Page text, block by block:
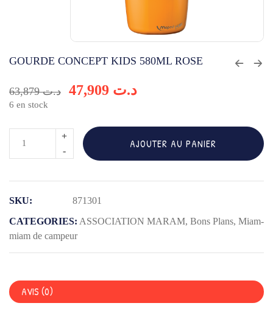
GOURDE CONCEPT KIDS 580ML ROSE
د.ت63,879 د.ت
6 en stock
KIDS
580ML
ROSE
AJOUTER AU PANIER
SKU:
871301
CATEGORIES: ASSOCIATION MARAM, Bons Plans, Miam-
miam de campeur
AVIS (0)